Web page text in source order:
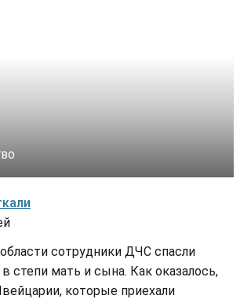
сотрудники ДЧС спасли
степи мать и сына. Как оказалось,
которые приехали